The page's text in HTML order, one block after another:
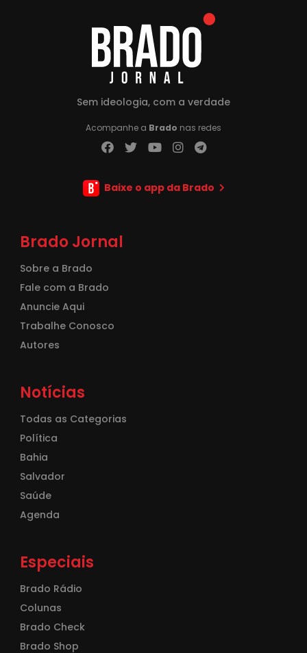
Sem ideologia, com a verdade
Acompanhe a Brado nas redes
Baixe o app da Brado
Brado Jornal
Sobre a Brado
Fale com a Brado
Anuncie Aqui
Trabalhe Conosco
Autores
Notícias
Todas as Categorias
Política
Bahia
Salvador
Saúde
Agenda
Especiais
Brado Rádio
Colunas
Brado Check
Brado Shop